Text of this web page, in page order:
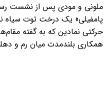
ملونی و مودی پس از نشست
پامفیلی» یک درخت توت سیاه
حرکتی نمادین که به گفته
همکاری بلندمدت میان رم و